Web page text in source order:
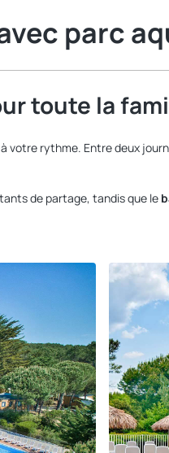
parc
toute la
votre rythme. Entre deux
de partage, tandis que le